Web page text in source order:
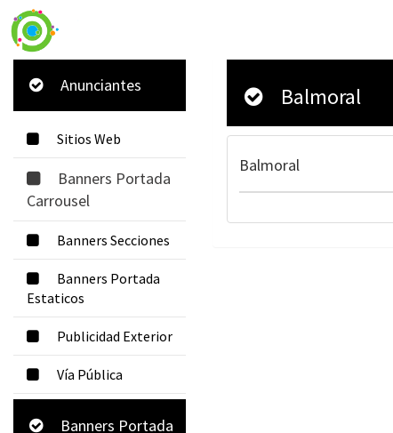
Anunciantes
Sitios Web
Banners Portada
Carrousel
Banners Secciones
Banners Portada
Estaticos
Publicidad Exterior
Vía Pública
Banners Portada
Balmoral
Balmoral